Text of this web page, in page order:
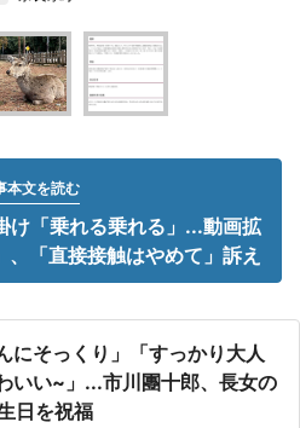
本文を読む
け「乗れる乗れる」...動画拡
「直接接触はやめて」訴え
にそっくり」「すっかり大人
いい~」...市川團十郎、長女の
日を祝福